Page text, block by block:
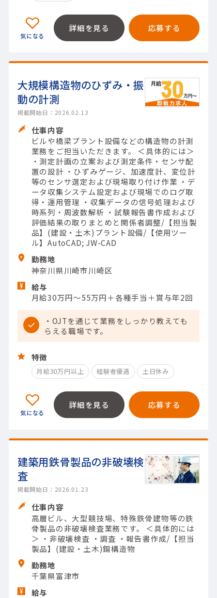
詳細を見る 応募する
大規模構造物のひずみ・振
動の計測
掲載開始日：2026.02.13
仕事内容
ビルや橋梁プラント設備などの構造物の計測
業務をご担当いただきます。 ＜具体的には＞
・測定計画の立案および測定条件・センサ配
置の設計 ・ひずみゲージ、加速度計、変位計
等のセンサ選定および現場取り付け作業 ・デ
ータ収集システム設定および現場でのログ取
得・運用管理 ・収集データの信号処理および
時系列・周波数解析 ・試験報告書作成および
評価結果の取りまとめと関係者調整/【担当製
品】(建設・土木)プラント設備/【使用ツー
ル】AutoCAD; JW-CAD
勤務地
神奈川県川崎市川崎区
給与
月給30万円～55万円＋各種手当＋賞与年2回
・OJTを通じて業務をしっかり教えても
らえる職場です。
特徴
月給30万円以上 経験者優遇 土日休み
詳細を見る 応募する
建築用鉄骨製品の非破壊検
査
掲載開始日：2026.01.23
仕事内容
高層ビル、大型競技場、特殊鉄骨建物等の鉄
骨製品の非破壊検査業務です。 ＜具体的には
＞ ・非破壊検査 ・調査 ・報告書作成/【担当
製品】(建設・土木)鋼構造物
勤務地
千葉県富津市
給与